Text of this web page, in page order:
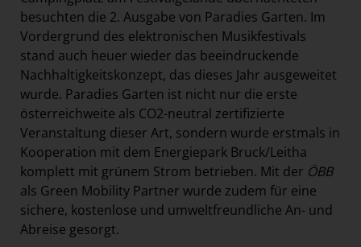
besuchten die 2. Ausgabe von Paradies Garten. Im
Vordergrund des elektronischen Musikfestivals
stand auch heuer wieder das beeindruckende
Nachhaltigkeitskonzept, das dieses Jahr ausgeweitet
wurde. Paradies Garten ist nicht nur die erste
österreichweite als CO2-neutral zertifizierte
Veranstaltung dieser Art, sondern wurde erstmals in
Kooperation mit dem Energiepark Bruck/Leitha
komplett mit grünem Strom betrieben. Mit der ÖBB
als Green Mobility Partner wurde zudem für eine
sichere, kostenlose und umweltfreundliche An- und
Abreise gesorgt.